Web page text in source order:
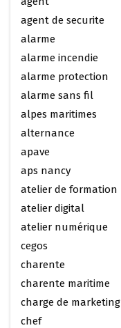
agent de securite
alarme
alarme incendie
alarme protection
alarme sans fil
alpes maritimes
alternance
apave
aps nancy
atelier de formation
atelier digital
atelier numérique
cegos
charente
charente maritime
charge de marketing
chef